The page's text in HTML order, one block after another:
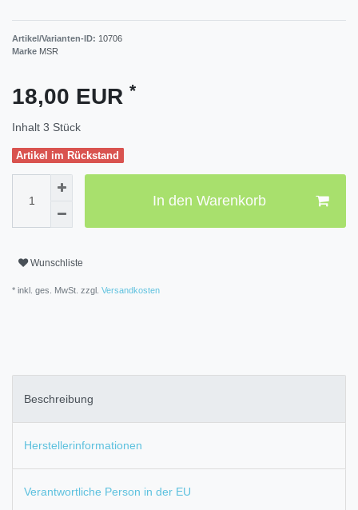
Artikel/Varianten-ID: 10706
Marke MSR
18,00 EUR *
Inhalt 3 Stück
Artikel im Rückstand
In den Warenkorb
Wunschliste
* inkl. ges. MwSt. zzgl. Versandkosten
Beschreibung
Herstellerinformationen
Verantwortliche Person in der EU